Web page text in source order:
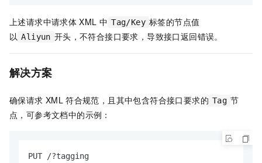
上述请求中请求体 XML 中 Tag/Key 标签的节点值
以 Aliyun 开头，不符合接口要求，导致接口返回错误。
解决方案
确保请求 XML 符合规范，且其中包含符合接口要求的 Tag 节
点，可参考文档中的示例：